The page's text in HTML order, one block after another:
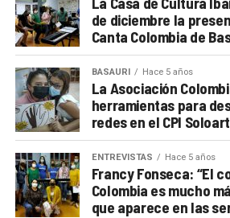
de diciembre la
Canta Colombia de
BASAURI Hace 5 años
La Asociación
herramientas para
redes en el CPI
ENTREVISTAS Hace 5 años
Francy Fonseca: “El
Colombia es mucho
que aparece en las